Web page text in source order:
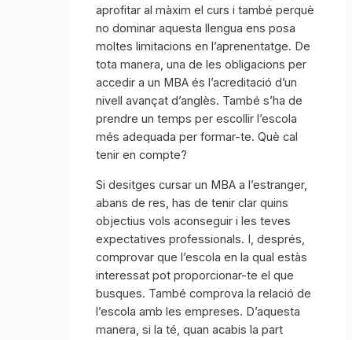
aprofitar al màxim el curs i també perquè
no dominar aquesta llengua ens posa
moltes limitacions en l’aprenentatge. De
tota manera, una de les obligacions per
accedir a un MBA és l’acreditació d’un
nivell avançat d’anglès. També s’ha de
prendre un temps per escollir l’escola
més adequada per formar-te. Què cal
tenir en compte?
Si desitges cursar un MBA a l’estranger,
abans de res, has de tenir clar quins
objectius vols aconseguir i les teves
expectatives professionals. I, després,
comprovar que l’escola en la qual estàs
interessat pot proporcionar-te el que
busques. També comprova la relació de
l’escola amb les empreses. D’aquesta
manera, si la té, quan acabis la part